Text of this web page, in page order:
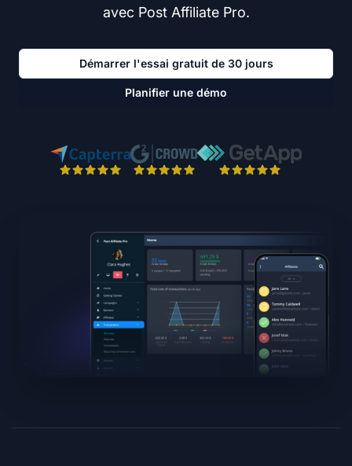
avec Post Affiliate Pro.
Démarrer l'essai gratuit de 30 jours
Planifier une démo